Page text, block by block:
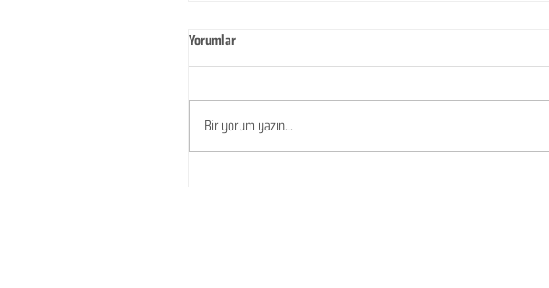
Yorumlar
Bir yorum yazın...